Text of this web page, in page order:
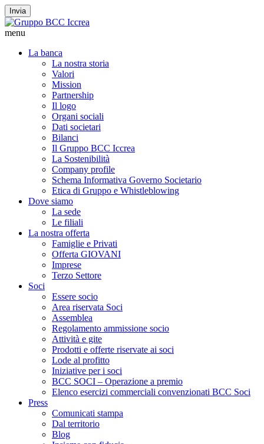
Invia
menu
La banca
La nostra storia
Valori
Mission
Partnership
Il logo
Organi sociali
Dati societari
Bilanci
Il Gruppo BCC Iccrea
La Sostenibilità
Company profile
Schema Informativa Governo Societario
Etica di Gruppo e Whistleblowing
Dove siamo
La sede
Le filiali
La nostra offerta
Famiglie e Privati
Offerta GIOVANI
Imprese
Terzo Settore
Soci
Essere socio
Area riservata Soci
Assemblea
Regolamento ammissione socio
Attività e gite
Prodotti e offerte riservate ai soci
Lode al profitto
Iniziative per i soci
BCC SOCI – Operazione a premio
Elenco esercizi commerciali convenzionati BCC Soci
Press
Comunicati stampa
Dal territorio
Blog